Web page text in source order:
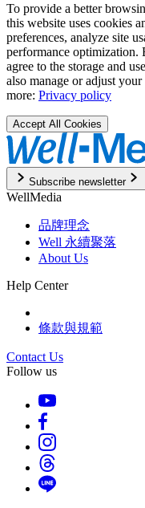
To provide a better
this website uses cookies
preferences, analyze site
performance
agree to the storage and
also manage or adjust
more: Privacy policy
Accept All Cookies
Subscribe newsletter
WellMedia
品牌理念
Well 永續聚落
About Us
Help Center
條款與規範
Contact Us
Follow us